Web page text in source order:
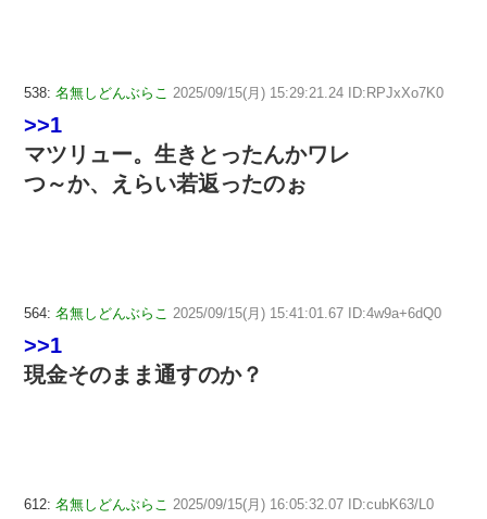
538: 名無しどんぶらこ 2025/09/15(月) 15:29:21.24 ID:RPJxXo7K0
>>1
マツリュー。生きとったんかワレ
つ～か、えらい若返ったのぉ
564: 名無しどんぶらこ 2025/09/15(月) 15:41:01.67 ID:4w9a+6dQ0
>>1
現金そのまま通すのか？
612: 名無しどんぶらこ 2025/09/15(月) 16:05:32.07 ID:cubK63/L0